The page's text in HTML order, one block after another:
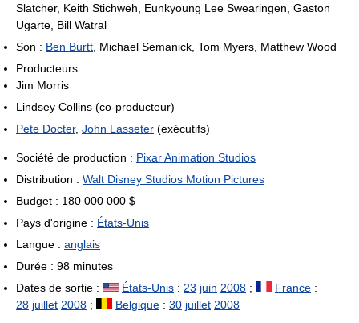
Slatcher, Keith Stichweh, Eunkyoung Lee Swearingen, Gaston
Ugarte, Bill Watral
Son : Ben Burtt , Michael Semanick, Tom Myers, Matthew Wood
Producteurs :
Jim Morris
Lindsey Collins (co-producteur)
Pete Docter, John Lasseter (exécutifs)
Société de production : Pixar Animation Studios
Distribution : Walt Disney Studios Motion Pictures
Budget : 180 000 000 $
Pays d'origine : États-Unis
Langue : anglais
Durée : 98 minutes
Dates de sortie :
États-Unis : 23 juin 2008 ; France :
28 juillet 2008 ; Belgique : 30 juillet 2008